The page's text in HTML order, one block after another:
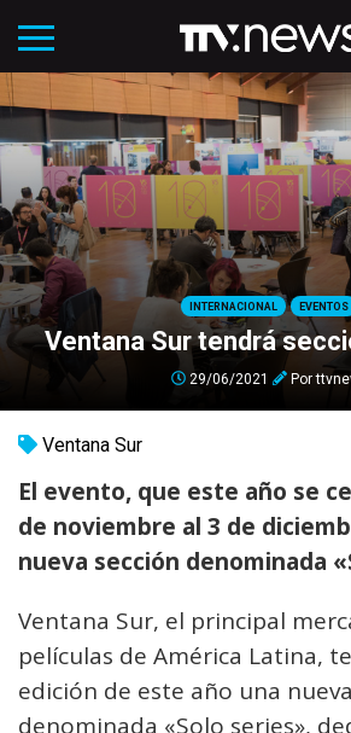
INTERNACIONAL EVENTOS
Ventana Sur tendrá
29/06/2021 Por
Ventana Sur
El evento, que este año se
de noviembre al 3 de
nueva sección denominada
Ventana Sur, el principal
películas de América Latina,
edición de este año una
denominada «Solo series»,